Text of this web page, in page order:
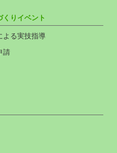
くりイベント
よる実技指導
請